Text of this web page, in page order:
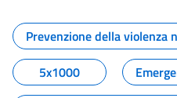
Tutti i
Prevenzione della violenza
5x1000